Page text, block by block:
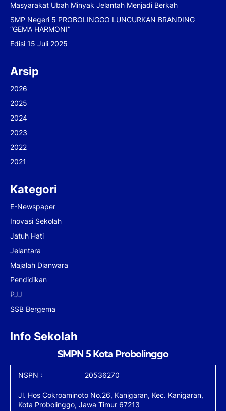
Masyarakat Ubah Minyak Jelantah Menjadi Berkah
SMP Negeri 5 PROBOLINGGO LUNCURKAN BRANDING
“GEMA HARMONI”
Edisi 15 Juli 2025
Arsip
2026
2025
2024
2023
2022
2021
Kategori
E-Newspaper
Inovasi Sekolah
Jatuh Hati
Jelantara
Majalah Dianwara
Pendidikan
PJJ
SSB Bergema
Info Sekolah
SMPN 5 Kota Probolinggo
NSPN : 20536270
Jl. Hos Cokroaminoto No.26, Kanigaran, Kec. Kanigaran,
Kota Probolinggo, Jawa Timur 67213